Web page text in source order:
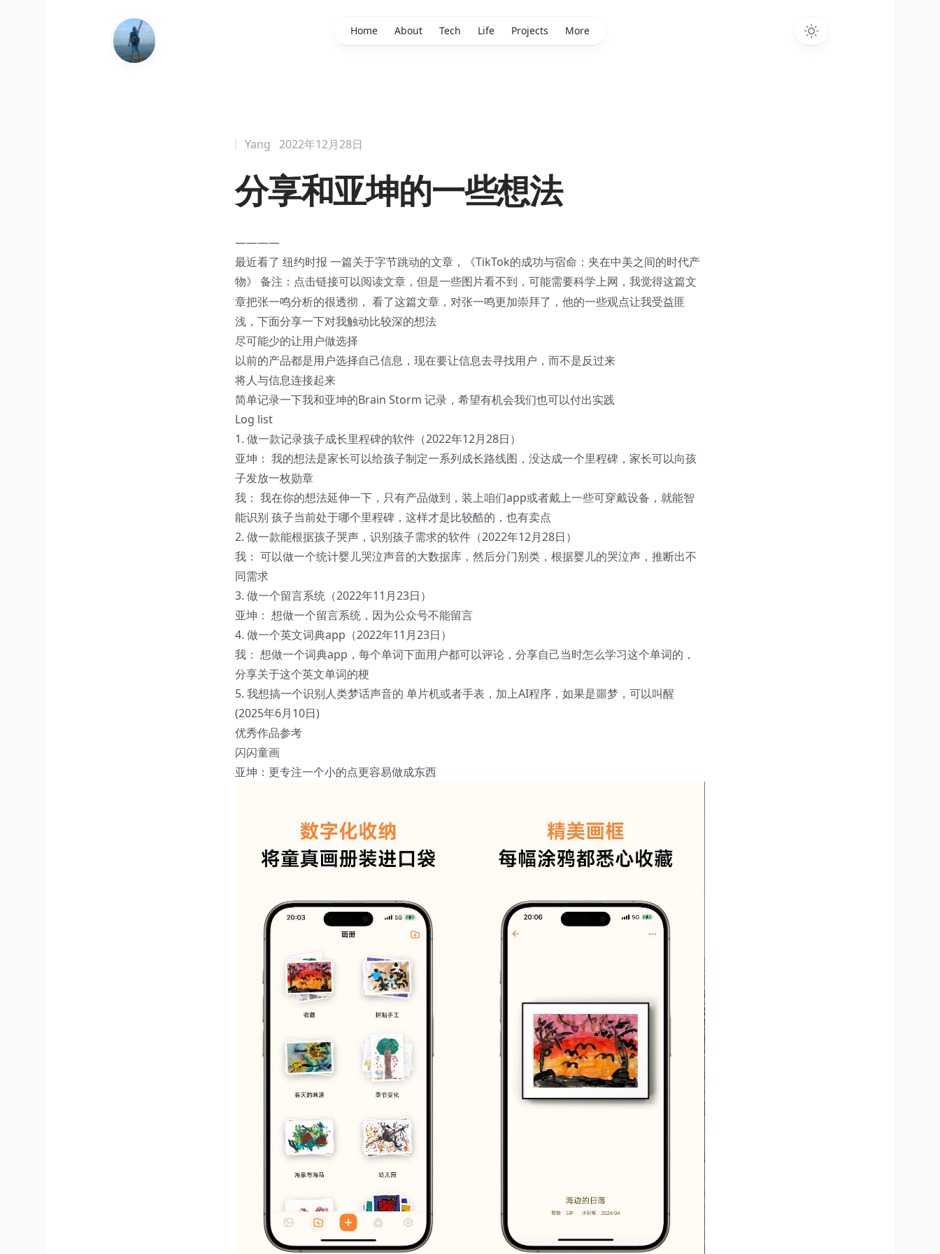
Home About Tech Life Projects More
分享和亚坤的一些想法
Yang 2022年12月28日
————
最近看了 纽约时报 一篇关于字节跳动的文章，
《TikTok的成功与宿命：夹在中美之间的时代产
物》
备注：点击链接可以阅读文章，但是一些图片看不到，可能需要科学上网 ，我觉得这篇文
章把张一鸣分析的很透彻， 看了这篇文章，对张一鸣更加崇拜了，他的一些观点让我受益匪
浅，下面分享一下对我触动比较深的想法
尽可能少的让用户做选择
以前的产品都是用户选择自己信息，现在要让信息去寻找用户，而不是反过来
将人与信息连接起来
简单记录一下我和亚坤的Brain Storm 记录，希望有机会我们也可以付出实践
Log list
1. 做一款记录孩子成长里程碑的软件（2022年12月28日）
亚坤： 我的想法是家长可以给孩子制定一系列成长路线图，没达成一个里程碑，家长可以向孩
子发放一枚勋章
我： 我在你的想法延伸一下，只有产品做到，装上咱们app或者戴上一些可穿戴设备，就能智
能识别 孩子当前处于哪个里程碑，这样才是比较酷的，也有卖点
2. 做一款能根据孩子哭声，识别孩子需求的软件（2022年12月28日）
我： 可以做一个统计婴儿哭泣声音的大数据库，然后分门别类，根据婴儿的哭泣声，推断出不
同需求
3. 做一个留言系统（2022年11月23日）
亚坤： 想做一个留言系统，因为公众号不能留言
4. 做一个英文词典app（2022年11月23日）
我： 想做一个词典app，每个单词下面用户都可以评论，分享自己当时怎么学习这个单词的，
分享关于这个英文单词的梗
5. 我想搞一个识别人类梦话声音的 单片机或者手表，加上AI程序，如果是噩梦，可以叫醒
(2025年6月10日)
优秀作品参考
闪闪童画
亚坤：更专注一个小的点更容易做成东西